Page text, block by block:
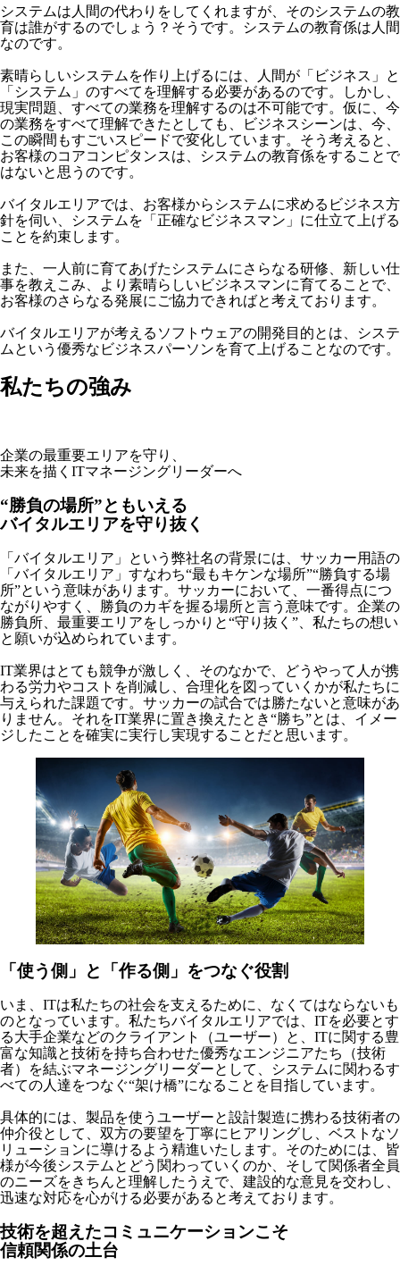
システムは人間の代わりをしてくれますが、そのシステムの教
育は誰がするのでしょう？そうです。システムの教育係は人間
なのです。
素晴らしいシステムを作り上げるには、人間が「ビジネス」と
「システム」のすべてを理解する必要があるのです。しかし、
現実問題、すべての業務を理解するのは不可能です。仮に、今
の業務をすべて理解できたとしても、ビジネスシーンは、今、
この瞬間もすごいスピードで変化しています。そう考えると、
お客様のコアコンピタンスは、システムの教育係をすることで
はないと思うのです。
バイタルエリアでは、お客様からシステムに求めるビジネス方
針を伺い、システムを「正確なビジネスマン」に仕立て上げる
ことを約束します。
また、一人前に育てあげたシステムにさらなる研修、新しい仕
事を教えこみ、より素晴らしいビジネスマンに育てることで、
お客様のさらなる発展にご協力できればと考えております。
バイタルエリアが考えるソフトウェアの開発目的とは、システ
ムという優秀なビジネスパーソンを育て上げることなのです。
私たちの強み
企業の最重要エリアを守り、
未来を描くITマネージングリーダーへ
“勝負の場所”ともいえる
バイタルエリアを守り抜く
「バイタルエリア」という弊社名の背景には、サッカー用語の
「バイタルエリア」すなわち“最もキケンな場所”“勝負する場
所”という意味があります。サッカーにおいて、一番得点につ
ながりやすく、勝負のカギを握る場所と言う意味です。企業の
勝負所、最重要エリアをしっかりと“守り抜く”、私たちの想い
と願いが込められています。
IT業界はとても競争が激しく、そのなかで、どうやって人が携
わる労力やコストを削減し、合理化を図っていくかが私たちに
与えられた課題です。サッカーの試合では勝たないと意味があ
りません。それをIT業界に置き換えたとき“勝ち”とは、イメー
ジしたことを確実に実行し実現することだと思います。
「使う側」と「作る側」をつなぐ役割
いま、ITは私たちの社会を支えるために、なくてはならないも
のとなっています。私たちバイタルエリアでは、ITを必要とす
る大手企業などのクライアント（ユーザー）と、ITに関する豊
富な知識と技術を持ち合わせた優秀なエンジニアたち（技術
者）を結ぶマネージングリーダーとして、システムに関わるす
べての人達をつなぐ“架け橋”になることを目指しています。
具体的には、製品を使うユーザーと設計製造に携わる技術者の
仲介役として、双方の要望を丁寧にヒアリングし、ベストなソ
リューションに導けるよう精進いたします。そのためには、皆
様が今後システムとどう関わっていくのか、そして関係者全員
のニーズをきちんと理解したうえで、建設的な意見を交わし、
迅速な対応を心がける必要があると考えております。
技術を超えたコミュニケーションこそ
信頼関係の土台